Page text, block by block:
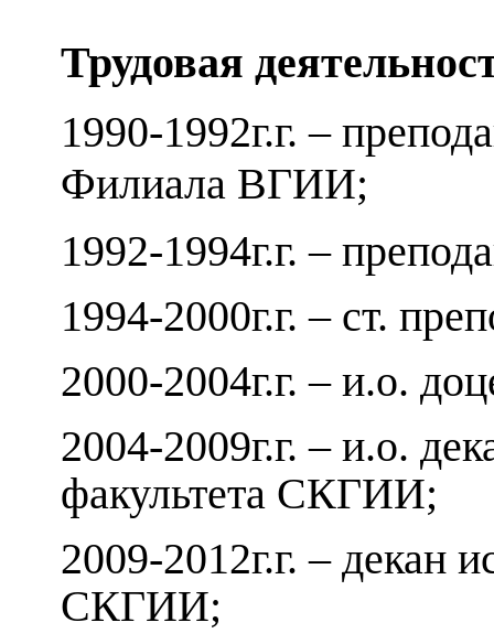
Трудовая
1990-1992г.г. –
Филиала ВГИИ;
1992-1994г.г. –
1994-2000г.г. – ст.
2000-2004г.г. – и.о.
2004-2009г.г. – и.о.
факультета СКГИИ;
2009-2012г.г. – декан
СКГИИ;